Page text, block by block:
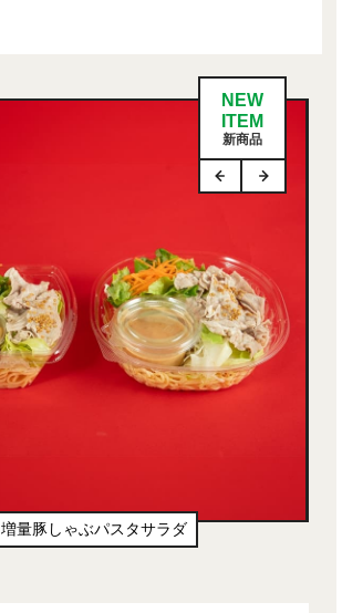
NEW
ITEM
新商品
増量豚しゃぶパスタサラダ